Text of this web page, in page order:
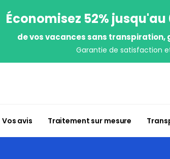
Économisez 52%
de vos vacances sans
Garantie de satisfaction
Vos avis Traitement sur mesure